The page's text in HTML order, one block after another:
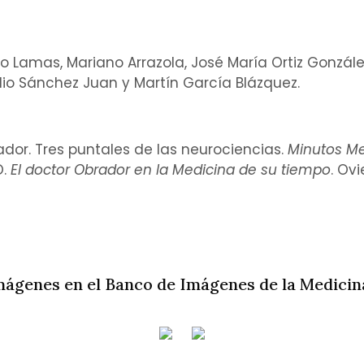
Lamas, Mariano Arrazola, José María Ortiz
Sánchez Juan y Martín García Blázquez.
Tres puntales de las neurociencias. Minutos
El doctor Obrador en la Medicina de su tiempo.
en el Banco de Imágenes de la